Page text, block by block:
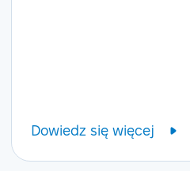
Dowiedz się więcej